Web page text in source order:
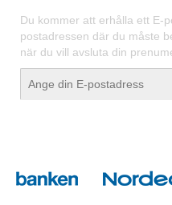
Du kommer att erhålla ett E-
postadressen där du måste
när du vill avsluta din